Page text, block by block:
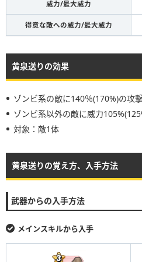
威力/最大威力
得意な敵への威力/最大威力
黄泉送りの効果
ゾンビ系の敵に140％(170%)の攻
ゾンビ系以外の敵に威力
対象：敵1体
黄泉送りの覚え方、入手方法
武器からの入手方法
メインスキルから入手